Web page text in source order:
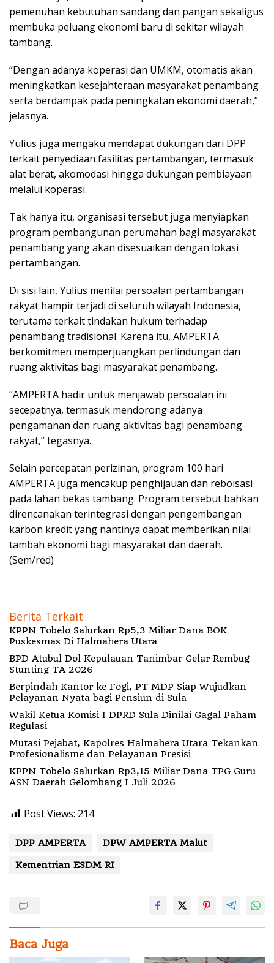
pemenuhan kebutuhan sandang dan pangan sekaligus
membuka peluang ekonomi baru di sekitar wilayah
tambang.
“Dengan adanya koperasi dan UMKM, otomatis akan
meningkatkan kesejahteraan masyarakat penambang
serta berdampak pada peningkatan ekonomi daerah,”
jelasnya.
Yulius juga mengaku mendapat dukungan dari DPP
terkait penyediaan fasilitas pertambangan, termasuk
alat berat, akomodasi hingga dukungan pembiayaan
melalui koperasi.
Tak hanya itu, organisasi tersebut juga menyiapkan
program pembangunan perumahan bagi masyarakat
penambang yang akan disesuaikan dengan lokasi
pertambangan.
Di sisi lain, Yulius menilai persoalan pertambangan
rakyat hampir terjadi di seluruh wilayah Indonesia,
terutama terkait tindakan hukum terhadap
penambang tradisional. Karena itu, AMPERTA
berkomitmen memperjuangkan perlindungan dan
ruang aktivitas bagi masyarakat penambang.
“AMPERTA hadir untuk menjawab persoalan ini
secepatnya, termasuk mendorong adanya
pengamanan dan ruang aktivitas bagi penambang
rakyat,” tegasnya.
Selain percepatan perizinan, program 100 hari
AMPERTA juga mencakup penghijauan dan reboisasi
pada lahan bekas tambang. Program tersebut bahkan
direncanakan terintegrasi dengan pengembangan
karbon kredit yang nantinya dapat memberikan nilai
tambah ekonomi bagi masyarakat dan daerah.
(Sem/red)
Berita Terkait
KPPN Tobelo Salurkan Rp5,3 Miliar Dana BOK
Puskesmas Di Halmahera Utara
BPD Atubul Dol Kepulauan Tanimbar Gelar Rembug
Stunting TA 2026
Berpindah Kantor ke Fogi, PT MDP Siap Wujudkan
Pelayanan Nyata bagi Pensiun di Sula
Wakil Ketua Komisi I DPRD Sula Dinilai Gagal Paham
Regulasi
Mutasi Pejabat, Kapolres Halmahera Utara Tekankan
Profesionalisme dan Pelayanan Presisi
KPPN Tobelo Salurkan Rp3,15 Miliar Dana TPG Guru
ASN Daerah Gelombang I Juli 2026
Post Views: 214
DPP AMPERTA
DPW AMPERTA Malut
Kementrian ESDM RI
Baca Juga